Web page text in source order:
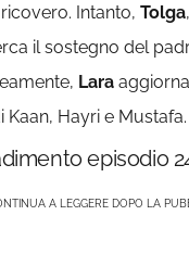
Intanto,Tolga
il sostegno del
Lara
Kaan, Hayri e Mustafa.
episodio
A LEGGERE DOPO LA